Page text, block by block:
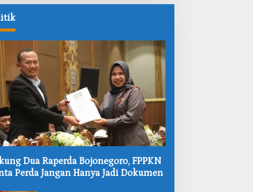
Dua Raperda Bojonegoro, FPPKN
Perda Jangan Hanya Jadi Dokumen